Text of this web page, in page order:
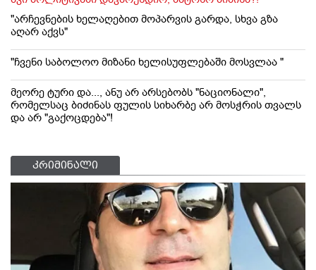
"არჩევნების ხელაღებით მოპარვის გარდა, სხვა გზა
აღარ აქვს"
"ჩვენი საბოლოო მიზანი ხელისუფლებაში მოსვლაა "
მეორე ტური და..., ანუ არ არსებობს "ნაციონალი",
რომელსაც ბიძინას ფულის სიხარბე არ მოსჭრის თვალს
და არ "გაქოცდება"!
კრიმინალი